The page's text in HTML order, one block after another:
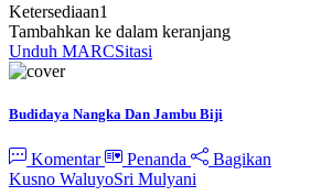
Ketersediaan1
Tambahkan ke dalam keranjang
Unduh MARCSitasi
Budidaya Nangka Dan Jambu Biji
Komentar Penanda
Bagikan
Kusno WaluyoSri Mulyani